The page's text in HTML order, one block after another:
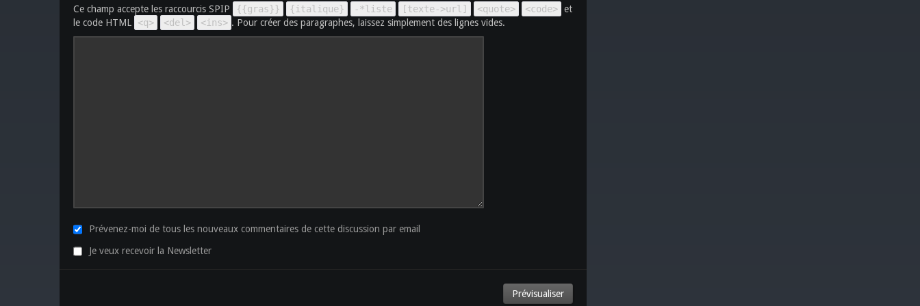
Ce champ accepte les raccourcis SPIP
{{gras}} {italique} -*liste [texte->url] <quote> <code> et
le code HTML
<q> <del> <ins> . Pour créer des paragraphes, laissez simplement des lignes vides.
Prévenez-moi de tous les nouveaux commentaires de cette discussion par email
Je veux recevoir la Newsletter